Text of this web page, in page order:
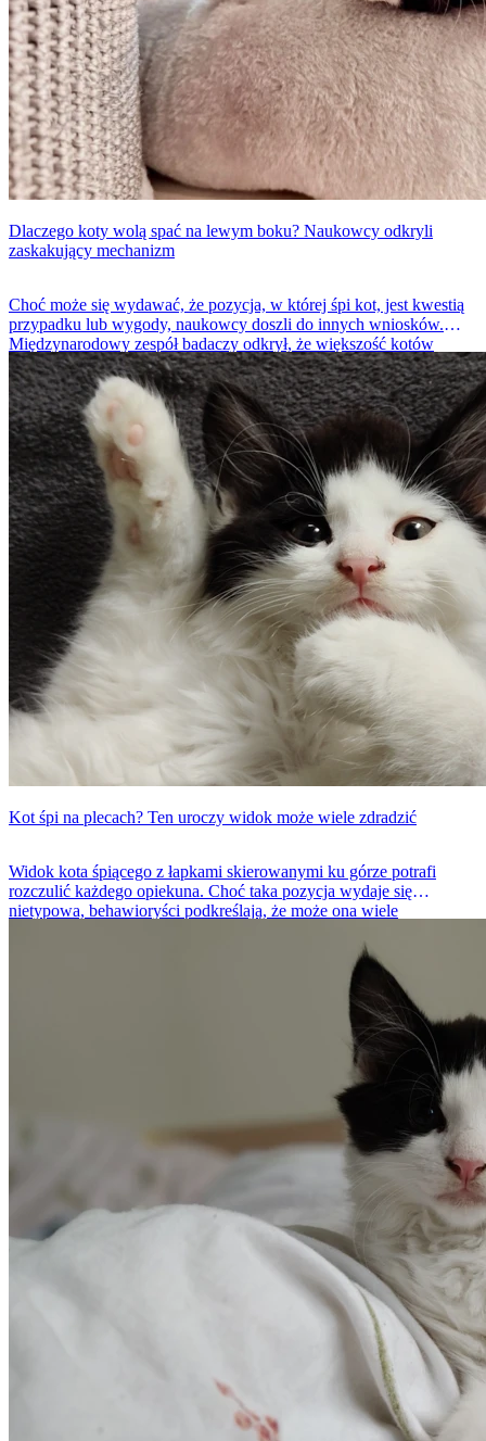
Dlaczego koty wolą spać na lewym boku? Naukowcy odkryli
zaskakujący mechanizm
Choć może się wydawać, że pozycja, w której śpi kot, jest kwestią
przypadku lub wygody, naukowcy doszli do innych wniosków.
Międzynarodowy zespół badaczy odkrył, że większość kotów
wybiera lewy bok podczas snu. Zdaniem ekspertów taka preferencja
może być efektem ewolucyjnej strategii przetrwania, pomagającej
zwierzętom szybciej reagować na zagrożenia.
Kot śpi na plecach? Ten uroczy widok może wiele zdradzić
Widok kota śpiącego z łapkami skierowanymi ku górze potrafi
rozczulić każdego opiekuna. Choć taka pozycja wydaje się
nietypowa, behawioryści podkreślają, że może ona wiele
poczuciu bezpieczeństwa, ale nie tylko. Eksperci wskazują również